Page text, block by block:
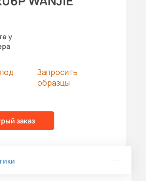
у
Запросить
образцы
заказ